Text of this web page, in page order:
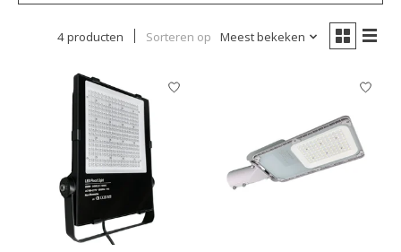
4 producten Sorteren op Meest bekeken